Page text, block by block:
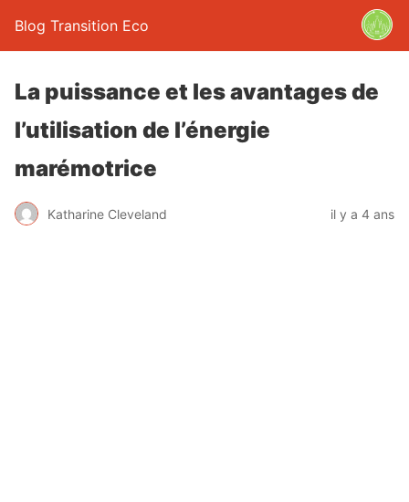
Blog Transition Eco
La puissance et les avantages de
l’utilisation de l’énergie
marémotrice
Katharine Cleveland il y a 4 ans